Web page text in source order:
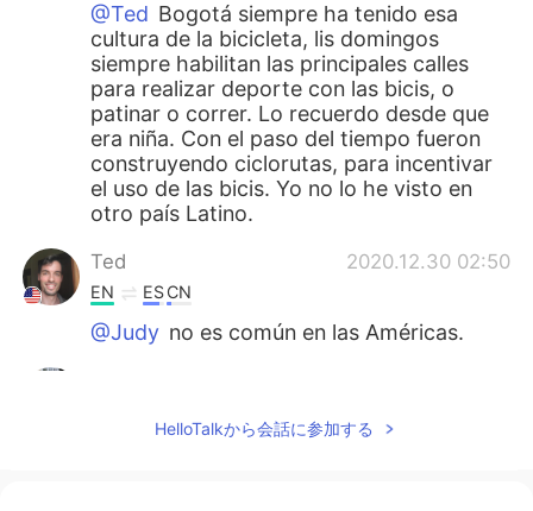
@Ted Bogotá siempre ha tenido esa
cultura de la bicicleta, lis domingos
siempre habilitan las principales calles
para realizar deporte con las bicis, o
patinar o correr. Lo recuerdo desde que
era niña. Con el paso del tiempo fueron
construyendo ciclorutas, para incentivar
el uso de las bicis. Yo no lo he visto en
otro país Latino.
Ted 2020.12.30 02:50
EN ESCN
@Judy no es común en las Américas.
HelloTalkから会話に参加する